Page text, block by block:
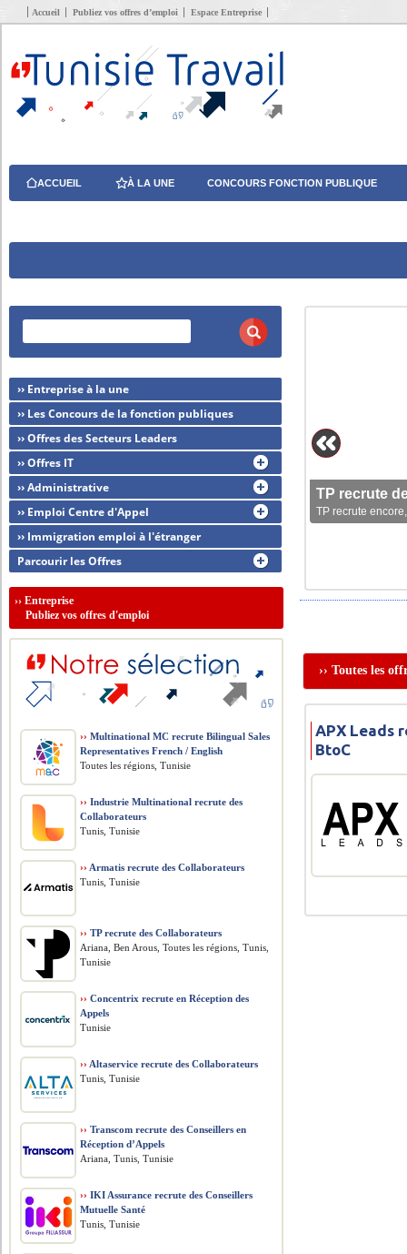
Accueil Publiez vos offres d’emploi Espace Entreprise
ACCUEIL À LA UNE CONCOURS FONCTION PUBLIQUE
TP recrute
TP recrute
›› Toutes les
APX Leads
BtoC
›› Entreprise à la une
›› Les Concours de la fonction publiques
›› Offres des Secteurs Leaders
›› Offres IT
›› Administrative
›› Emploi Centre d'Appel
›› Immigration emploi à l'étranger
Parcourir les Offres
››Entreprise
Publiez vos offres d'emploi
›› Multinational MC recrute Bilingual Sales
Representatives French / English
Toutes les régions, Tunisie
›› Industrie Multinational recrute des
Collaborateurs
Tunis, Tunisie
›› Armatis recrute des Collaborateurs
Tunis, Tunisie
›› TP recrute des Collaborateurs
Ariana, Ben Arous, Toutes les régions, Tunis,
Tunisie
›› Concentrix recrute en Réception des
Appels
Tunisie
›› Altaservice recrute des Collaborateurs
Tunis, Tunisie
›› Transcom recrute des Conseillers en
Réception d’Appels
Ariana, Tunis, Tunisie
›› IKI Assurance recrute des Conseillers
Mutuelle Santé
Tunis, Tunisie